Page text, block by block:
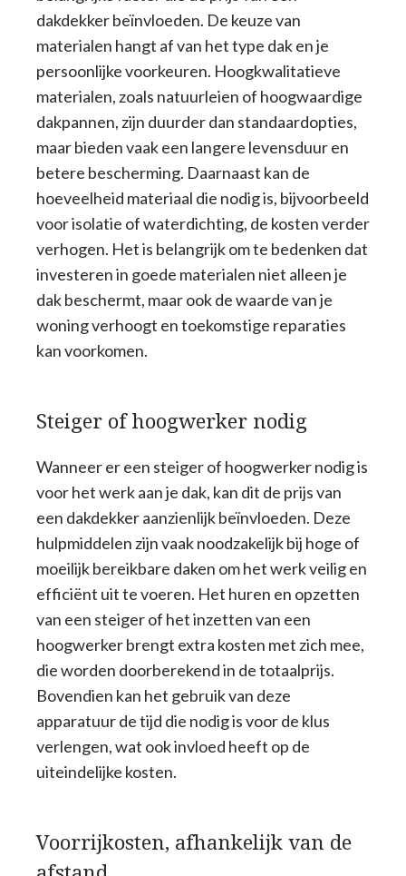
dakdekker beïnvloeden. De keuze van
materialen hangt af van het type dak en je
persoonlijke voorkeuren. Hoogkwalitatieve
materialen, zoals natuurleien of hoogwaardige
dakpannen, zijn duurder dan standaardopties,
maar bieden vaak een langere levensduur en
betere bescherming. Daarnaast kan de
hoeveelheid materiaal die nodig is, bijvoorbeeld
voor isolatie of waterdichting, de kosten verder
verhogen. Het is belangrijk om te bedenken dat
investeren in goede materialen niet alleen je
dak beschermt, maar ook de waarde van je
woning verhoogt en toekomstige reparaties
kan voorkomen.
Steiger of hoogwerker nodig
Wanneer er een steiger of hoogwerker nodig is
voor het werk aan je dak, kan dit de prijs van
een dakdekker aanzienlijk beïnvloeden. Deze
hulpmiddelen zijn vaak noodzakelijk bij hoge of
moeilijk bereikbare daken om het werk veilig en
efficiënt uit te voeren. Het huren en opzetten
van een steiger of het inzetten van een
hoogwerker brengt extra kosten met zich mee,
die worden doorberekend in de totaalprijs.
Bovendien kan het gebruik van deze
apparatuur de tijd die nodig is voor de klus
verlengen, wat ook invloed heeft op de
uiteindelijke kosten.
Voorrijkosten, afhankelijk van de